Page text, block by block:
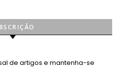
de artigos e mantenha-se